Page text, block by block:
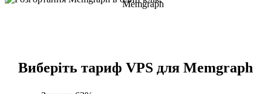
Виберіть тариф VPS для Memgraph